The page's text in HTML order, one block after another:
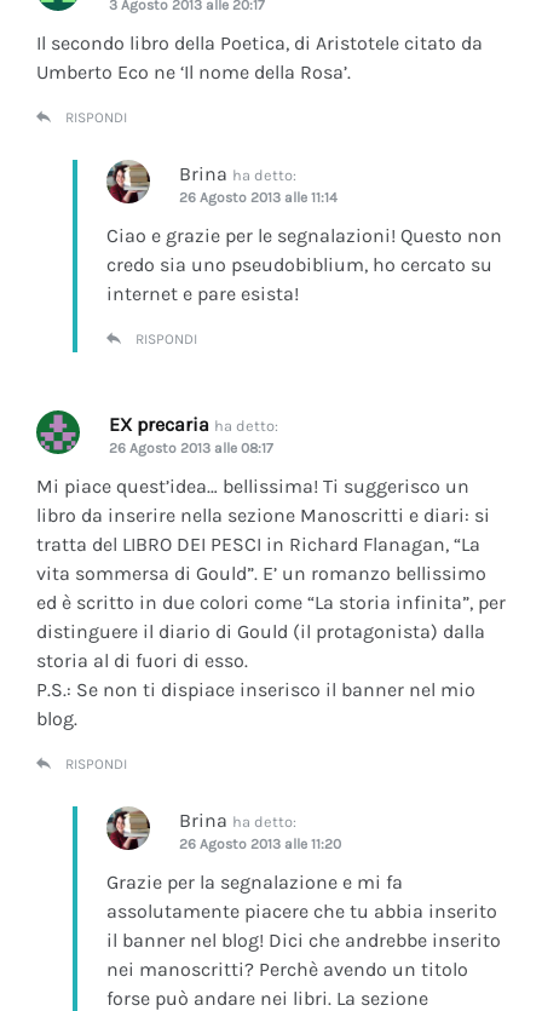
3 Agosto 2013 alle 20:17
Il secondo libro della Poetica, di Aristotele citato da
Umberto Eco ne ‘Il nome della Rosa’.
RISPONDI
Brina ha detto:
26 Agosto 2013 alle 11:14
Ciao e grazie per le segnalazioni! Questo non
credo sia uno pseudobiblium, ho cercato su
internet e pare esista!
RISPONDI
EX precaria ha detto:
26 Agosto 2013 alle 08:17
Mi piace quest’idea… bellissima! Ti suggerisco un
libro da inserire nella sezione Manoscritti e diari: si
tratta del LIBRO DEI PESCI in Richard Flanagan, “La
vita sommersa di Gould”. E’ un romanzo bellissimo
ed è scritto in due colori come “La storia infinita”, per
distinguere il diario di Gould (il protagonista) dalla
storia al di fuori di esso.
P.S.: Se non ti dispiace inserisco il banner nel mio
blog.
RISPONDI
Brina ha detto:
26 Agosto 2013 alle 11:20
Grazie per la segnalazione e mi fa
assolutamente piacere che tu abbia inserito
il banner nel blog! Dici che andrebbe inserito
nei manoscritti? Perchè avendo un titolo
forse può andare nei libri. La sezione